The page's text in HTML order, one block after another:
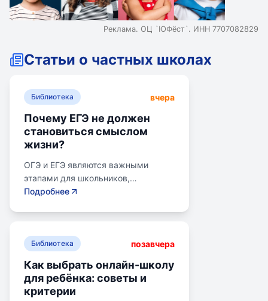
Реклама. ОЦ `ЮФёст`. ИНН 7707082829
Статьи о частных школах
Библиотека вчера
Почему ЕГЭ не должен
становиться смыслом
жизни?
ОГЭ и ЕГЭ являются важными
этапами для школьников,
готовящихся к переходу на
старшего подросткового и
помогает детям развивать
личностные навыки, получать опыт
самоопределения и выбирать
Подробнее
Библиотека позавчера
Как выбрать онлайн-школу
для ребёнка: советы и
критерии